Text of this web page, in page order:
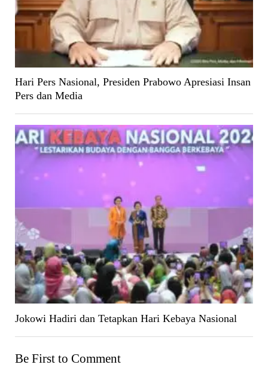
Hari Pers Nasional, Presiden Prabowo Apresiasi Insan
Pers dan Media
Jokowi Hadiri dan Tetapkan Hari Kebaya Nasional
Be First to Comment